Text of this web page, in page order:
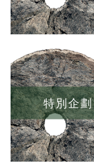
特別企劃